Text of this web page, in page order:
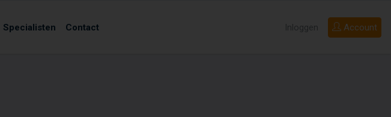
Specialisten Contact Account
Inloggen